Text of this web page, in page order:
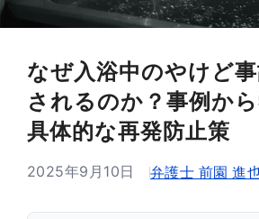
なぜ入浴中のやけど
されるのか？事例か
具体的な再発防止策
2025年9月10日 弁護士 前園 進